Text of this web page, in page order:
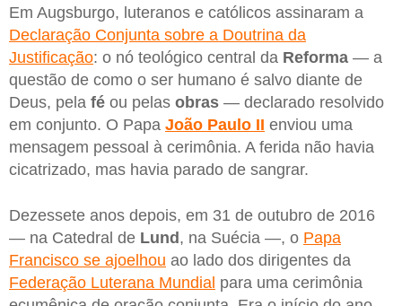
Em Augsburgo, luteranos e católicos assinaram a
Declaração Conjunta sobre a Doutrina da
Justificação: o nó teológico central da Reforma — a
questão de como o ser humano é salvo diante de
Deus, pela fé ou pelas obras — declarado resolvido
em conjunto. O Papa João Paulo II enviou uma
mensagem pessoal à cerimônia. A ferida não havia
cicatrizado, mas havia parado de sangrar.
Dezessete anos depois, em 31 de outubro de 2016
— na Catedral de Lund , na Suécia —, o Papa
Francisco se ajoelhou ao lado dos dirigentes da
Federação Luterana Mundial para uma cerimônia